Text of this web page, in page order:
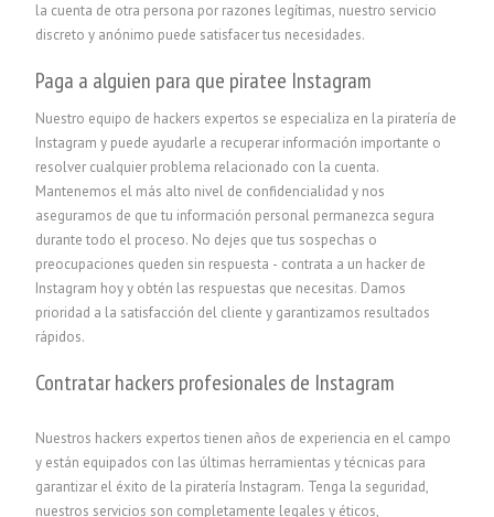
la cuenta de otra persona por razones legítimas, nuestro servicio
discreto y anónimo puede satisfacer tus necesidades.
Paga a alguien para que piratee Instagram
Nuestro equipo de hackers expertos se especializa en la piratería de
Instagram y puede ayudarle a recuperar información importante o
resolver cualquier problema relacionado con la cuenta.
Mantenemos el más alto nivel de confidencialidad y nos
aseguramos de que tu información personal permanezca segura
durante todo el proceso. No dejes que tus sospechas o
preocupaciones queden sin respuesta - contrata a un hacker de
Instagram hoy y obtén las respuestas que necesitas. Damos
prioridad a la satisfacción del cliente y garantizamos resultados
rápidos.
Contratar hackers profesionales de Instagram
Nuestros hackers expertos tienen años de experiencia en el campo
y están equipados con las últimas herramientas y técnicas para
garantizar el éxito de la piratería Instagram. Tenga la seguridad,
nuestros servicios son completamente legales y éticos,